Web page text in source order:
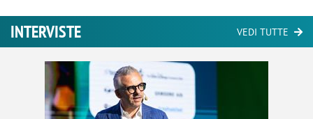
INTERVISTE VEDI TUTTE